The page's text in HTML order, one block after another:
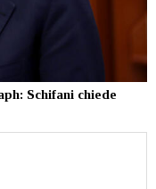
Schifani chiede